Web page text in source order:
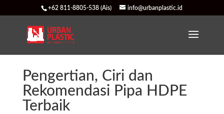
+62 811-8805-538 (Ais) info@urbanplastic.id
Pengertian, Ciri dan
Rekomendasi Pipa HDPE
Terbaik